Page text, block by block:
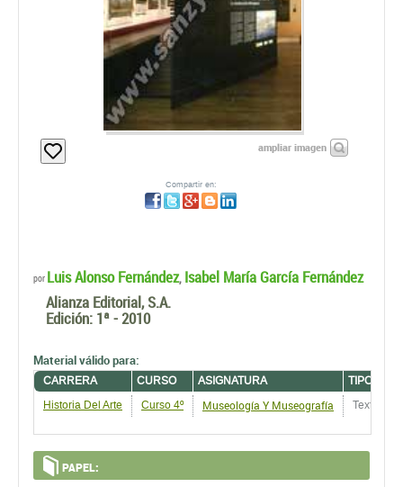
ampliar imagen
Compartir en:
por Luis Alonso Fernández, Isabel María García Fernández
Alianza Editorial, S.A.
Edición: 1ª - 2010
Material válido para:
CARRERA CURSO ASIGNATURA
TIPO DE
Historia Del Arte
Curso 4º Museología Y Museografía Textos
PAPEL: